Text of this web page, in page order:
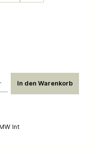
In den Warenkorb
Int